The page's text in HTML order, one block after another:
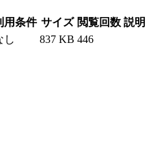
用条件 サイズ 閲覧回数 説明
し 837 KB 446